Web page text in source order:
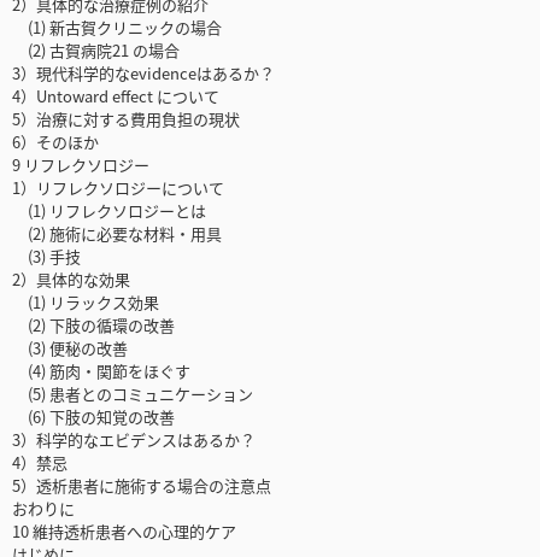
(1) 新古賀クリニックの場合
(2) 古賀病院21 の場合
3）現代科学的なevidenceはあるか？
4）Untoward effect について
5）治療に対する費用負担の現状
6）そのほか
9 リフレクソロジー
1）リフレクソロジーについて
(1) リフレクソロジーとは
(2) 施術に必要な材料・用具
(3) 手技
2）具体的な効果
(1) リラックス効果
(2) 下肢の循環の改善
(3) 便秘の改善
(4) 筋肉・関節をほぐす
(5) 患者とのコミュニケーション
(6) 下肢の知覚の改善
3）科学的なエビデンスはあるか？
4）禁忌
5）透析患者に施術する場合の注意点
おわりに
10 維持透析患者への心理的ケア